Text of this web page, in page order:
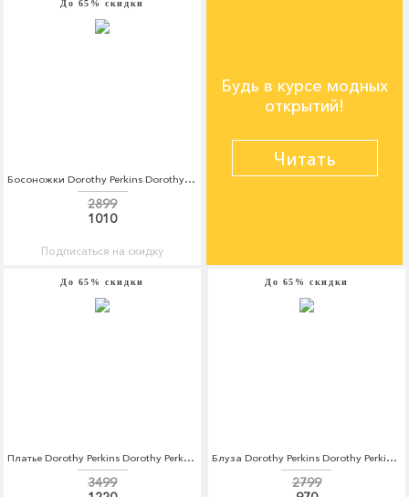
До 65% скидки
Босоножки Dorothy Perkins Dorothy Perkins DO005AWBVPO4
2899
1010
Подписаться на скидку
Будь в курсе модных
открытий!
Читать
До 65% скидки
Платье Dorothy Perkins Dorothy Perkins DO005EWCSLH7
3499
До 65% скидки
Блуза Dorothy Perkins Dorothy Perkins DO005EWBSCF5
2799